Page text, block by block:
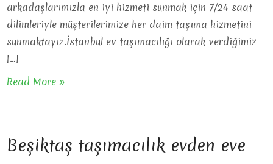
arkadaşlarımızla en iyi hizmeti sunmak için 7/24 saat
dilimleriyle müşterilerimize her daim taşıma hizmetini
sunmaktayız.İstanbul ev taşımacılığı olarak verdiğimiz
[…]
Read More »
Beşiktaş taşımacılık evden eve